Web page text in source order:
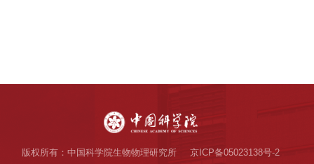
版权所有：中国科学院生物物理研究所
京ICP备05023138号-2